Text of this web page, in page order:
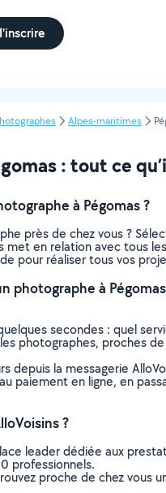
Alpes-maritimes
: tout ce
à Pégomas ?
près de chez vous ?
met en relation avec tous
pour réaliser tous vos
photographe à
secondes : quel
photographes, proches
depuis la messagerie
paiement en ligne, en
?
leader dédiée aux
professionnels.
proche de chez vous